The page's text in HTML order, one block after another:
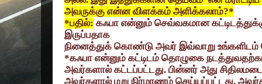
அவருக்கு என்ன விளக்கம் அளிக்கலாம்?*
*பதில்: கஃபா என்னும் செவ்வகமான
இருப்பதாக
நினைத்துக் கொண்டு அவர் இவ்வாறு உங்களிடம்
*கஃபா என்னும் கட்டிடம் தொழுகை
அவர்களால் கட்டப்பட்டது. பின்னர் அது
அவர்களால் மறு நிர்மாணம் செய்யப்பட்டது.